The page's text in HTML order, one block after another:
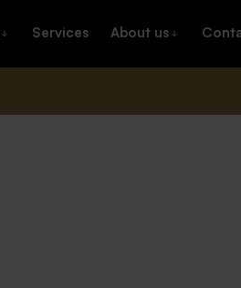
Services About us